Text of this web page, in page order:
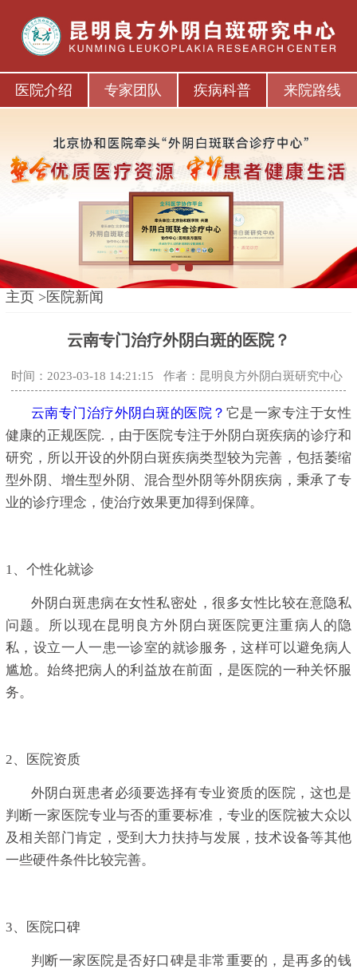
医院介绍 专家团队 疾病科普 来院路线
主页 >医院新闻
云南专门治疗外阴白斑的医院？
时间：2023-03-18 14:21:15 作者：昆明良方外阴白斑研究中心
云南专门治疗外阴白斑的医院？ 它是一家专注于女性
健康的正规医院.，由于医院专注于外阴白斑疾病的诊疗和
研究，所以开设的外阴白斑疾病类型较为完善，包括萎缩
型外阴、增生型外阴、混合型外阴等外阴疾病，秉承了专
业的诊疗理念，使治疗效果更加得到保障。
1、个性化就诊
外阴白斑患病在女性私密处，很多女性比较在意隐私
问题。所以现在昆明良方外阴白斑医院更注重病人的隐
私，设立一人一患一诊室的就诊服务，这样可以避免病人
尴尬。始终把病人的利益放在前面，是医院的一种关怀服
务。
2、医院资质
外阴白斑患者必须要选择有专业资质的医院，这也是
判断一家医院专业与否的重要标准，专业的医院被大众以
及相关部门肯定，受到大力扶持与发展，技术设备等其他
一些硬件条件比较完善。
3、医院口碑
判断一家医院是否好口碑是非常重要的，是再多的钱